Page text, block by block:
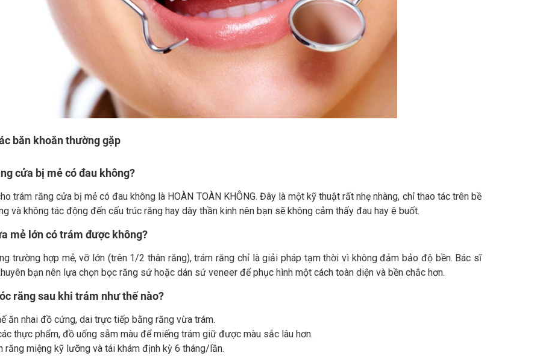
băn khoăn thường gặp
cửa bị mẻ có đau không?
trám răng cửa bị mẻ có đau không là HOÀN TOÀN KHÔNG. Đây là một kỹ thuật rất nhẹ nhàng, chỉ thao tác trên bề
và không tác động đến cấu trúc răng hay dây thần kinh nên bạn sẽ không cảm thấy đau hay ê buốt.
mẻ lớn có trám được không?
trường hợp mẻ, vỡ lớn (trên 1/2 thân răng), trám răng chỉ là giải pháp tạm thời vì không đảm bảo độ bền. Bác sĩ
bạn nên lựa chọn bọc răng sứ hoặc dán sứ veneer để phục hình một cách toàn diện và bền chắc hơn.
răng sau khi trám như thế nào?
ăn nhai đồ cứng, dai trực tiếp bằng răng vừa trám.
thực phẩm, đồ uống sẫm màu để miếng trám giữ được màu sắc lâu hơn.
răng miệng kỹ lưỡng và tái khám định kỳ 6 tháng/lần.